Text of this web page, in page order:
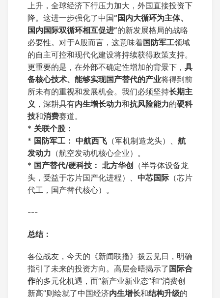
上升，全球经济下行压力加大，外国直接投资下
降。这进一步强化了中国“国内大循环为主体、
国内国际双循环相互促进”的新发展格局的战略
必要性。对于A股而言，这意味着国防军工领域
的自主可控和现代化建设将持续获得政策支持。
更重要的是，在外部不确定性增加的背景下， 具
备核心技术、能够实现国产替代的产业将得到前
所未有的重视和发展机会。我们必须坚持长期主
义 ，深耕具有内生增长动力和抗风险能力的硬科
技和消费赛道。
* 关联个股：
* 国防军工： 中航西飞 （军机制造龙头）、 航
发动力 （航空发动机核心企业）。
* 国产替代/硬科技： 北方华创
（半导体设备龙
头，受益于芯片国产化进程）、 中芯国际 （芯片
代工，国产替代核心）。
---
总结：
各位战友，今天的《新闻联播》拨云见日，明确
指引了未来的投资方向。高层会晤揭示了 国际合
作的多元化机遇，而“新产业新业态”和“消费创
新高”则绘就了中国经济内生增长和结构升级的